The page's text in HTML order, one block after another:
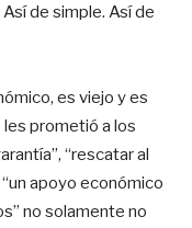
de simple. Así de
es viejo y es
prometió a los
“rescatar al
apoyo económico
no solamente no